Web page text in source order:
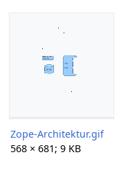
Zope-Architektur.gif
568 × 681; 9 KB